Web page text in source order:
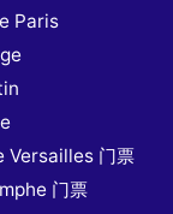
Paris
Versailles 门票
门票